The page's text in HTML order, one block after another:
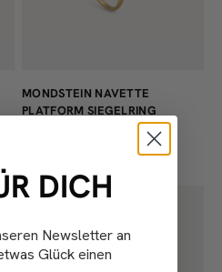
MONDSTEIN NAVETTE
PLATFORM SIEGELRING
DICH
Newsletter an
Glück einen